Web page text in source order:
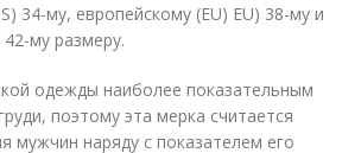
34-му, европейскому (EU) EU) 38-му и
му размеру.
одежды наиболее показательным
поэтому эта мерка считается
мужчин наряду с показателем его